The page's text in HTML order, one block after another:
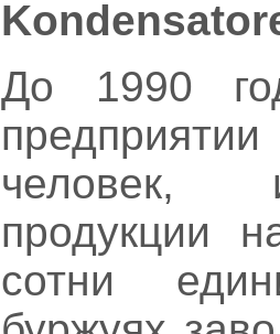
До 1990
человек,
продукции
сотни